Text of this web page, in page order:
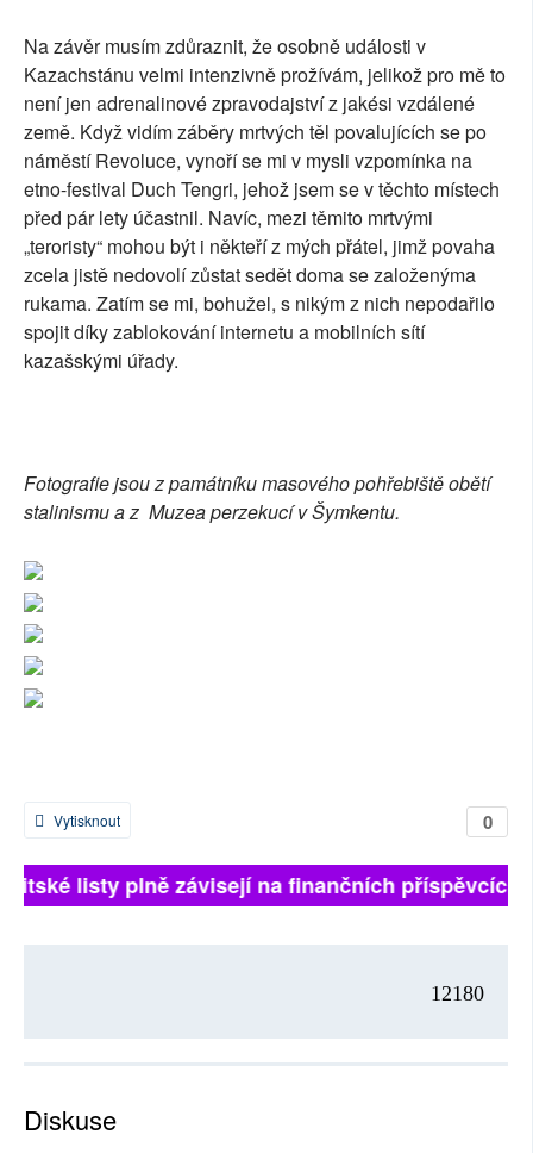
Na závěr musím zdůraznit, že osobně události v
Kazachstánu velmi intenzivně prožívám, jelikož pro mě to
není jen adrenalinové zpravodajství z jakési vzdálené
země. Když vidím záběry mrtvých těl povalujících se po
náměstí Revoluce, vynoří se mi v mysli vzpomínka na
etno-festival Duch Tengri, jehož jsem se v těchto místech
před pár lety účastnil. Navíc, mezi těmito mrtvými
„teroristy“ mohou být i někteří z mých přátel, jimž povaha
zcela jistě nedovolí zůstat sedět doma se založenýma
rukama. Zatím se mi, bohužel, s nikým z nich nepodařilo
spojit díky zablokování internetu a mobilních sítí
kazašskými úřady.
Fotografie jsou z památníku masového pohřebiště obětí
stalinismu a z Muzea perzekucí v Šymkentu.
0
Vytisknout
Britské listy plně závisejí na finančních
12180
Diskuse